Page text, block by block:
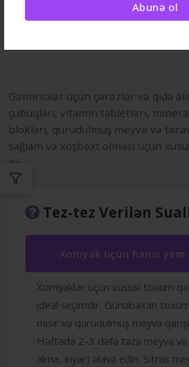
Abunə ol
Gəmiricilər üçün çərəzlər və qida
çubuqları, vitamin tabletləri,
blokları, qurudulmuş meyvə və
sağlam və xoşbəxt olması üçün
da.
Tez-tez Verilən
Xomyak üçün hansı yem
Xomyaklar üçün xüsusi toxum
ideal seçimdir. Günəbaxan
mısır və qurudulmuş meyvə
Həftədə 2-3 dəfə təzə meyvə
alma, xiyar) əlavə edin. Sitrus